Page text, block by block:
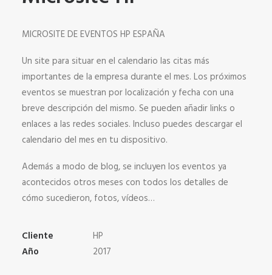
MICROSITE DE EVENTOS HP ESPAÑA
Un site para situar en el calendario las citas más
importantes de la empresa durante el mes. Los próximos
eventos se muestran por localización y fecha con una
breve descripción del mismo. Se pueden añadir links o
enlaces a las redes sociales. Incluso puedes descargar el
calendario del mes en tu dispositivo.
Además a modo de blog, se incluyen los eventos ya
acontecidos otros meses con todos los detalles de
cómo sucedieron, fotos, vídeos…
Cliente
HP
Año
2017